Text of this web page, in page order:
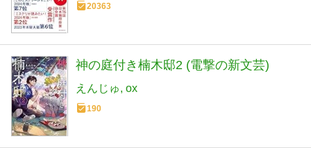
20363
神の庭付き楠木邸2 (電撃の新文芸)
えんじゅ ox
190